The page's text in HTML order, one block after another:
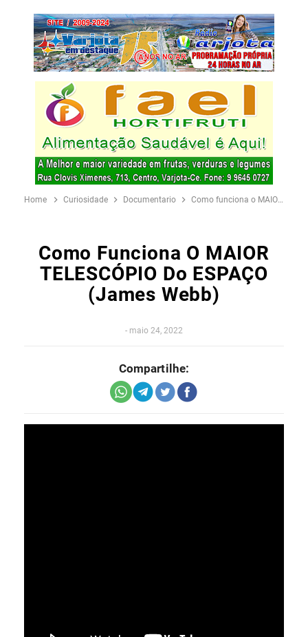
Home Curiosidade Documentario Como funciona o MAIOR TELESCÓPIO do ESPAÇO (James Webb)
Como Funciona O MAIOR
TELESCÓPIO Do ESPAÇO
(James Webb)
- maio 24, 2022
Compartilhe: